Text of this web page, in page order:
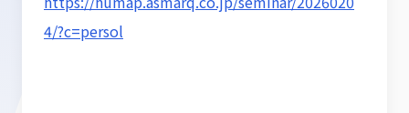
4/?c=persol